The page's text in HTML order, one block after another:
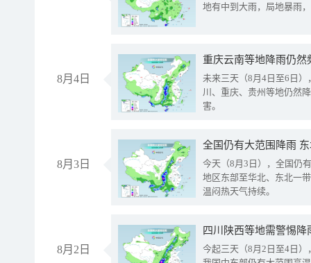
地有中到大雨，局地暴雨
8月4日
重庆云南等地降雨仍然
未来三天（8月4日至6日
川、重庆、贵州等地仍然
害。
8月3日
全国仍有大范围降雨
今天（8月3日），全国仍
地区东部至华北、东北一
温闷热天气持续。
8月2日
今起三天（8月2日至4日